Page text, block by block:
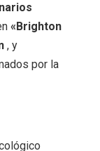
«Brighton
, y
por la